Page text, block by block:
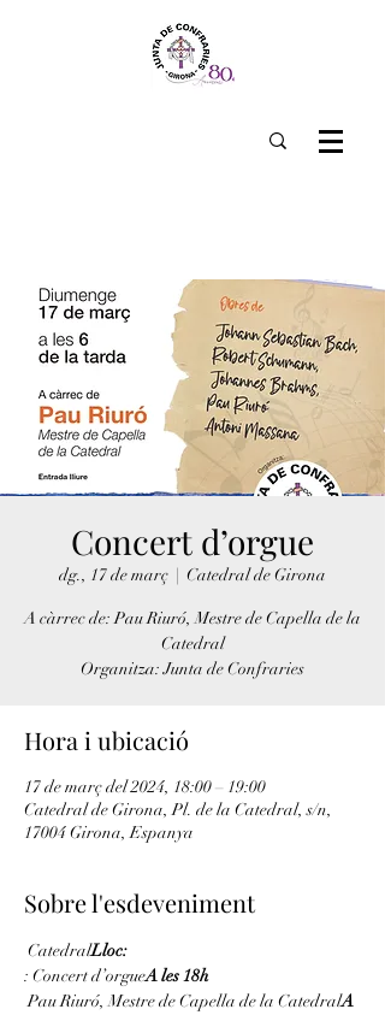
Concert d’orgue
dg., 17 de març
  |
Catedral de Girona
A càrrec de: Pau Riuró, Mestre de Capella de la
Catedral
Organitza: Junta de Confraries
Hora i ubicació
17 de març del 2024, 18:00 – 19:00
Catedral de Girona, Pl. de la Catedral, s/n,
17004 Girona, Espanya
Sobre l'esdeveniment
CatedralLloc:
: Concert d’orgueA les 18h
Pau Riuró, Mestre de Capella de la CatedralA